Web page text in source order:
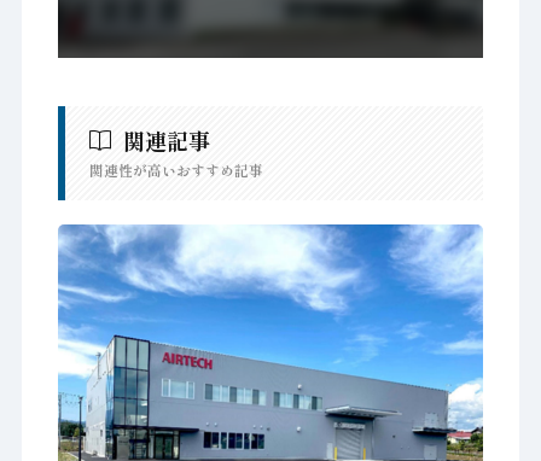
関連記事
関連性が高いおすすめ記事